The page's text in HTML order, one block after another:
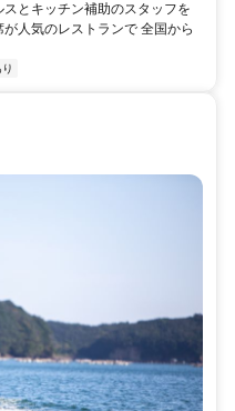
とキッチン補助のスタッフを
人気のレストランで 全国から